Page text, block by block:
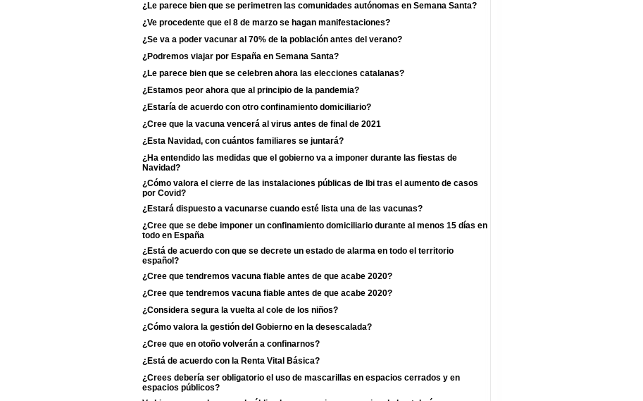
¿Le parece bien que se perimetren las comunidades autónomas en Semana Santa?
¿Ve procedente que el 8 de marzo se hagan manifestaciones?
¿Se va a poder vacunar al 70% de la población antes del verano?
¿Podremos viajar por España en Semana Santa?
¿Le parece bien que se celebren ahora las elecciones catalanas?
¿Estamos peor ahora que al principio de la pandemia?
¿Estaría de acuerdo con otro confinamiento domiciliario?
¿Cree que la vacuna vencerá al virus antes de final de 2021
¿Esta Navidad, con cuántos familiares se juntará?
¿Ha entendido las medidas que el gobierno va a imponer durante las fiestas de
Navidad?
¿Cómo valora el cierre de las instalaciones públicas de Ibi tras el aumento de casos
por Covid?
¿Estará dispuesto a vacunarse cuando esté lista una de las vacunas?
¿Cree que se debe imponer un confinamiento domiciliario durante al menos 15 días en
todo en España
¿Está de acuerdo con que se decrete un estado de alarma en todo el territorio
español?
¿Cree que tendremos vacuna fiable antes de que acabe 2020?
¿Cree que tendremos vacuna fiable antes de que acabe 2020?
¿Considera segura la vuelta al cole de los niños?
¿Cómo valora la gestión del Gobierno en la desescalada?
¿Cree que en otoño volverán a confinarnos?
¿Está de acuerdo con la Renta Vital Básica?
¿Crees debería ser obligatorio el uso de mascarillas en espacios cerrados y en
espacios públicos?